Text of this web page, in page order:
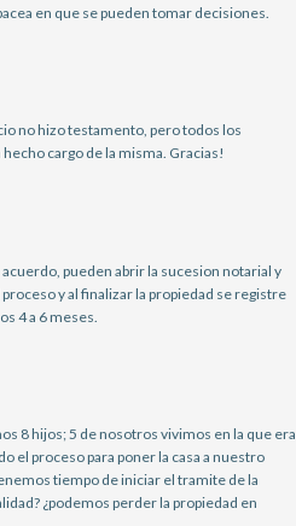
en que se pueden tomar decisiones.
no hizo testamento, pero todos los
cargo de la misma. Gracias!
pueden abrir la sucesion notarial y
y al finalizar la propiedad se registre
4 a 6 meses.
8 hijos; 5 de nosotros vivimos en la que era
el proceso para poner la casa a nuestro
tiempo de iniciar el tramite de la
¿podemos perder la propiedad en